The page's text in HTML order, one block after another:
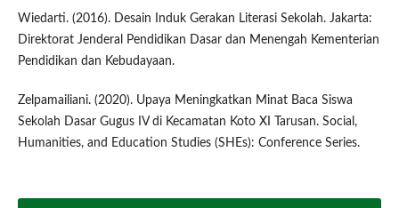
Wiedarti. (2016). Desain Induk Gerakan Literasi Sekolah. Jakarta:
Direktorat Jenderal Pendidikan Dasar dan Menengah Kementerian
Pendidikan dan Kebudayaan.
Zelpamailiani. (2020). Upaya Meningkatkan Minat Baca Siswa
Sekolah Dasar Gugus IV di Kecamatan Koto XI Tarusan. Social,
Humanities, and Education Studies (SHEs): Conference Series.